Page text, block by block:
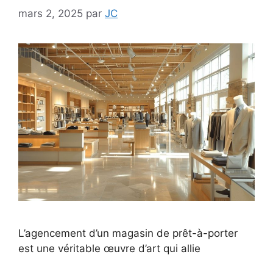
mars 2, 2025 par JC
L’agencement d’un magasin de prêt-à-porter
est une véritable œuvre d’art qui allie